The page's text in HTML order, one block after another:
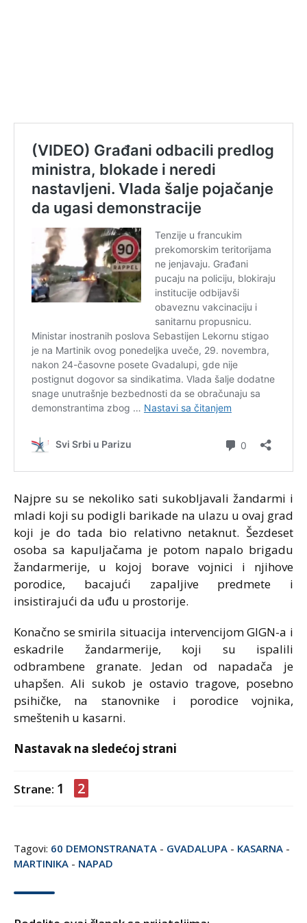
Najpre su se nekoliko sati sukobljavali žandarmi i
mladi koji su podigli barikade na ulazu u ovaj grad
koji je do tada bio relativno netaknut. Šezdeset
osoba sa kapuljačama je potom napalo brigadu
žandarmerije, u kojoj borave vojnici i njihove
porodice, bacajući zapaljive predmete i
insistirajući da uđu u prostorije.
Konačno se smirila situacija intervencijom GIGN-a i
eskadrile žandarmerije, koji su ispalili
odbrambene granate. Jedan od napadača je
uhapšen. Ali sukob je ostavio tragove, posebno
psihičke, na stanovnike i porodice vojnika,
smeštenih u kasarni.
Nastavak na sledećoj strani
Strane: 1 2
Tagovi: 60 DEMONSTRANATA - GVADALUPA - KASARNA -
MARTINIKA - NAPAD